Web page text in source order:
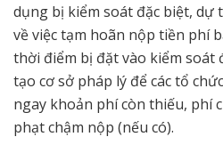
dụng bị kiểm soát đặc biệt, dự
về việc tạm hoãn nộp tiền phí
thời điểm bị đặt vào kiểm soát
tạo cơ sở pháp lý để các tổ
ngay khoản phí còn thiếu, phí
phạt chậm nộp (nếu có).